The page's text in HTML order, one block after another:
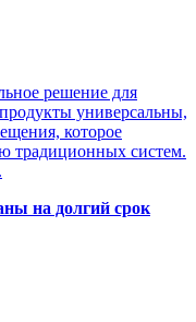
решение для
универсальны,
которое
традиционных систем.
на долгий срок